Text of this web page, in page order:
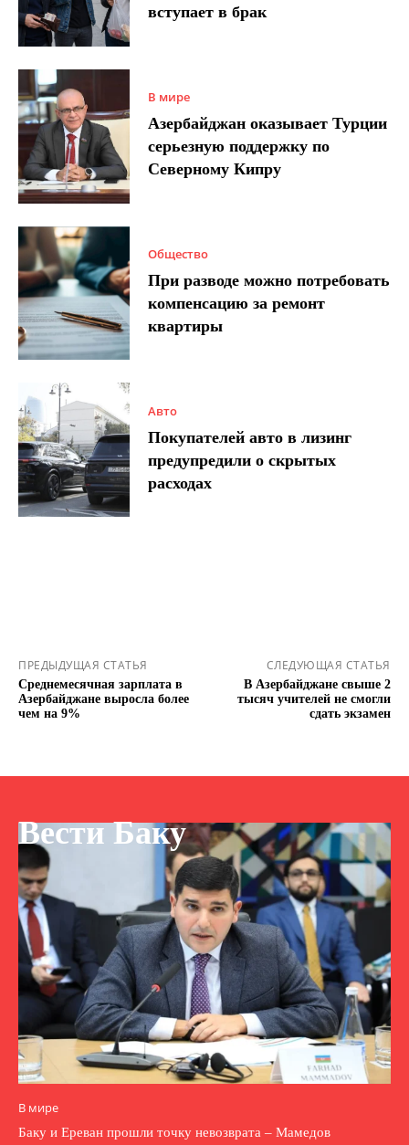
вступает в брак
В мире
Азербайджан оказывает Турции
серьезную поддержку по
Северному Кипру
Общество
При разводе можно потребовать
компенсацию за ремонт
квартиры
Авто
Покупателей авто в лизинг
предупредили о скрытых
расходах
ПРЕДЫДУЩАЯ СТАТЬЯ
Среднемесячная зарплата в
Азербайджане выросла более
чем на 9%
СЛЕДУЮЩАЯ СТАТЬЯ
В Азербайджане свыше 2
тысяч учителей не смогли
сдать экзамен
Вести Баку
В мире
Баку и Ереван прошли точку невозврата – Мамедов